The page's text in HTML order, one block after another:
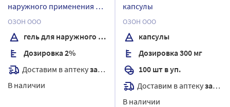
наружного применения 40
гр
ОЗОН ООО
гель для наружного применения
Дозировка 2%
Доставим в аптекузавтра
В наличии
капсулы
ОЗОН ООО
капсулы
Дозировка 300 мг
100 шт в уп.
Доставим в аптекузавтра
В наличии